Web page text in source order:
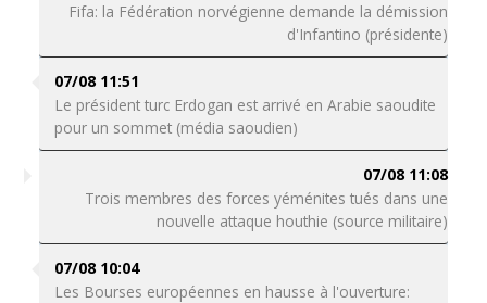
Fifa: la Fédération norvégienne demande la démission
d'Infantino (présidente)
07/08 11:51
Le président turc Erdogan est arrivé en Arabie saoudite
pour un sommet (média saoudien)
07/08 11:08
Trois membres des forces yéménites tués dans une
nouvelle attaque houthie (source militaire)
07/08 10:04
Les Bourses européennes en hausse à l'ouverture: